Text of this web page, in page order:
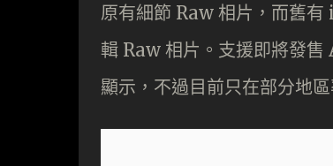
原有細節 Raw 相片，而舊
輯 Raw 相片。支援即將發
顯示，不過目前只在部分地區